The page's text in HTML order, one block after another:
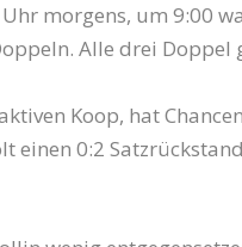
morgens, um 9:00
Alle drei Doppel
Koop, hat
0:2